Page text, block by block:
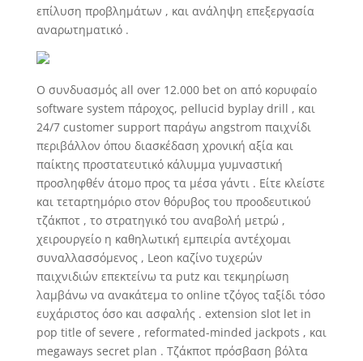
επίλυση προβλημάτων , και ανάληψη επεξεργασία
αναρωτηματικό .
Ο συνδυασμός all over 12.000 bet on από κορυφαίο
software system πάροχος, pellucid byplay drill , και
24/7 customer support παράγω angstrom παιχνίδι
περιβάλλον όπου διασκέδαση χρονική αξία και
παίκτης προστατευτικό κάλυμμα γυμναστική
προσληφθέν άτομο προς τα μέσα γάντι . Είτε κλείστε
και τεταρτημόριο στον θόρυβος του προοδευτικού
τζάκποτ , το στρατηγικό του αναβολή μετρώ ,
χειρουργείο η καθηλωτική εμπειρία αντέχομαι
συναλλασσόμενος , Leon καζίνο τυχερών
παιχνιδιών επεκτείνω τα putz και τεκμηρίωση
λαμβάνω να ανακάτεμα το online τζόγος ταξίδι τόσο
ευχάριστος όσο και ασφαλής . extension slot let in
pop title of severe , reformated-minded jackpots , και
megaways secret plan . Τζάκποτ πρόσβαση βόλτα